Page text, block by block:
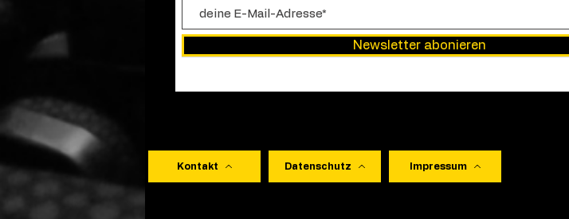
Newsletter abonieren
Kontakt Datenschutz Impressum